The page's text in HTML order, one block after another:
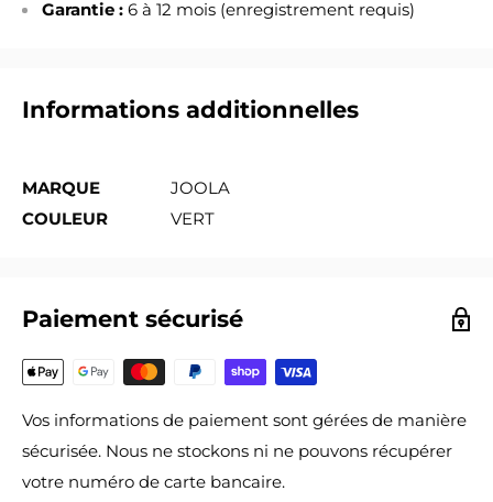
Garantie : 6 à 12 mois (enregistrement requis)
Informations additionnelles
MARQUE
JOOLA
COULEUR
VERT
Paiement sécurisé
Vos informations de paiement sont gérées de manière
sécurisée. Nous ne stockons ni ne pouvons récupérer
votre numéro de carte bancaire.